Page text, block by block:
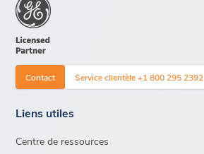
Contact Service clientèle +1 800 295 2392
Liens utiles
Centre de ressources